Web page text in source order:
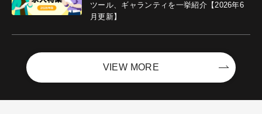
ツール、ギャランティを一挙紹介【2026年6
月更新】
VIEW MORE